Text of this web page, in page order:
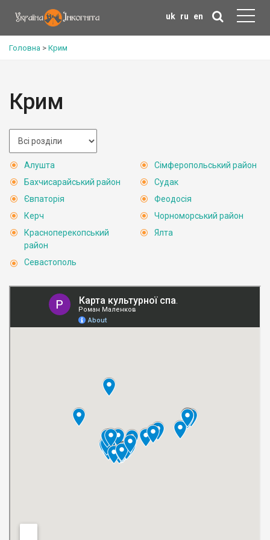
uk ru en
Головна > Крим
Крим
Алушта
Бахчисарайський район
Євпаторія
Керч
Красноперекопський
район
Севастополь
Сімферопольський район
Судак
Феодосія
Чорноморський район
Ялта